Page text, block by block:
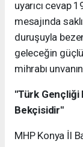
uyarıcı cevap
mesajında
duruşuyla
geleceğin
mihrabı
"Türk Gençliği
Bekçisidir"
MHP Konya İl